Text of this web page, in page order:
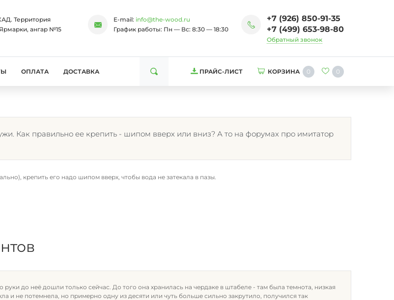
Территория
ангар №15
E-mail: info@the-wood.ru
График работы: Пн — Вс: 8:30 — 18:30
+7 (926) 850-91-35
+7 (499) 653-98-80
Обратный звонок
ОПЛАТА ДОСТАВКА ПРАЙС-ЛИСТ КОРЗИНА 0 0
Как правильно ее крепить - шипом вверх или вниз? А то на форумах про имитатор
крепить его надо шипом вверх, чтобы вода не затекала в пазы.
до неё дошли только сейчас. До того она хранилась на чердаке в штабеле - там была темнота, низкая
и не потемнела, но примерно одну из десяти или чуть больше сильно закрутило, получился так